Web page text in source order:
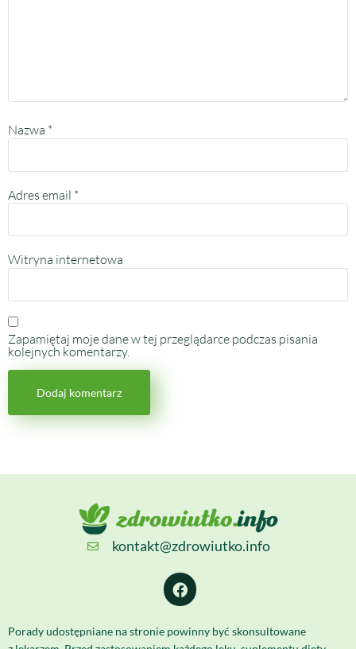
Nazwa *
Adres email *
Witryna internetowa
Zapamiętaj moje dane w tej przeglądarce podczas pisania
kolejnych komentarzy.
kontakt@zdrowiutko.info
Porady udostępniane na stronie powinny być skonsultowane